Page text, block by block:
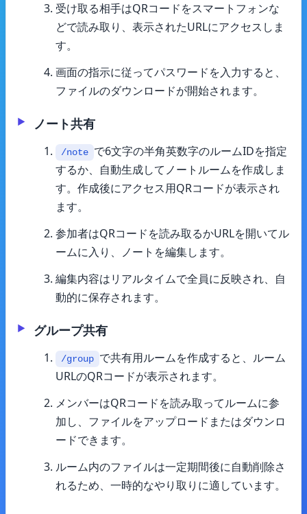
受け取る相手はQRコードをスマートフォンな
どで読み取り、表示されたURLにアクセスしま
す。
画面の指示に従ってパスワードを入力すると、
ファイルのダウンロードが開始されます。
ノート共有
/note で6文字の半角英数字のルームIDを指定
するか、自動生成してノートルームを作成しま
す。作成後にアクセス用QRコードが表示され
ます。
参加者はQRコードを読み取るかURLを開いてル
ームに入り、ノートを編集します。
編集内容はリアルタイムで全員に反映され、自
動的に保存されます。
グループ共有
/group で共有用ルームを作成すると、ルーム
URLのQRコードが表示されます。
メンバーはQRコードを読み取ってルームに参
加し、ファイルをアップロードまたはダウンロ
ードできます。
ルーム内のファイルは一定期間後に自動削除さ
れるため、一時的なやり取りに適しています。